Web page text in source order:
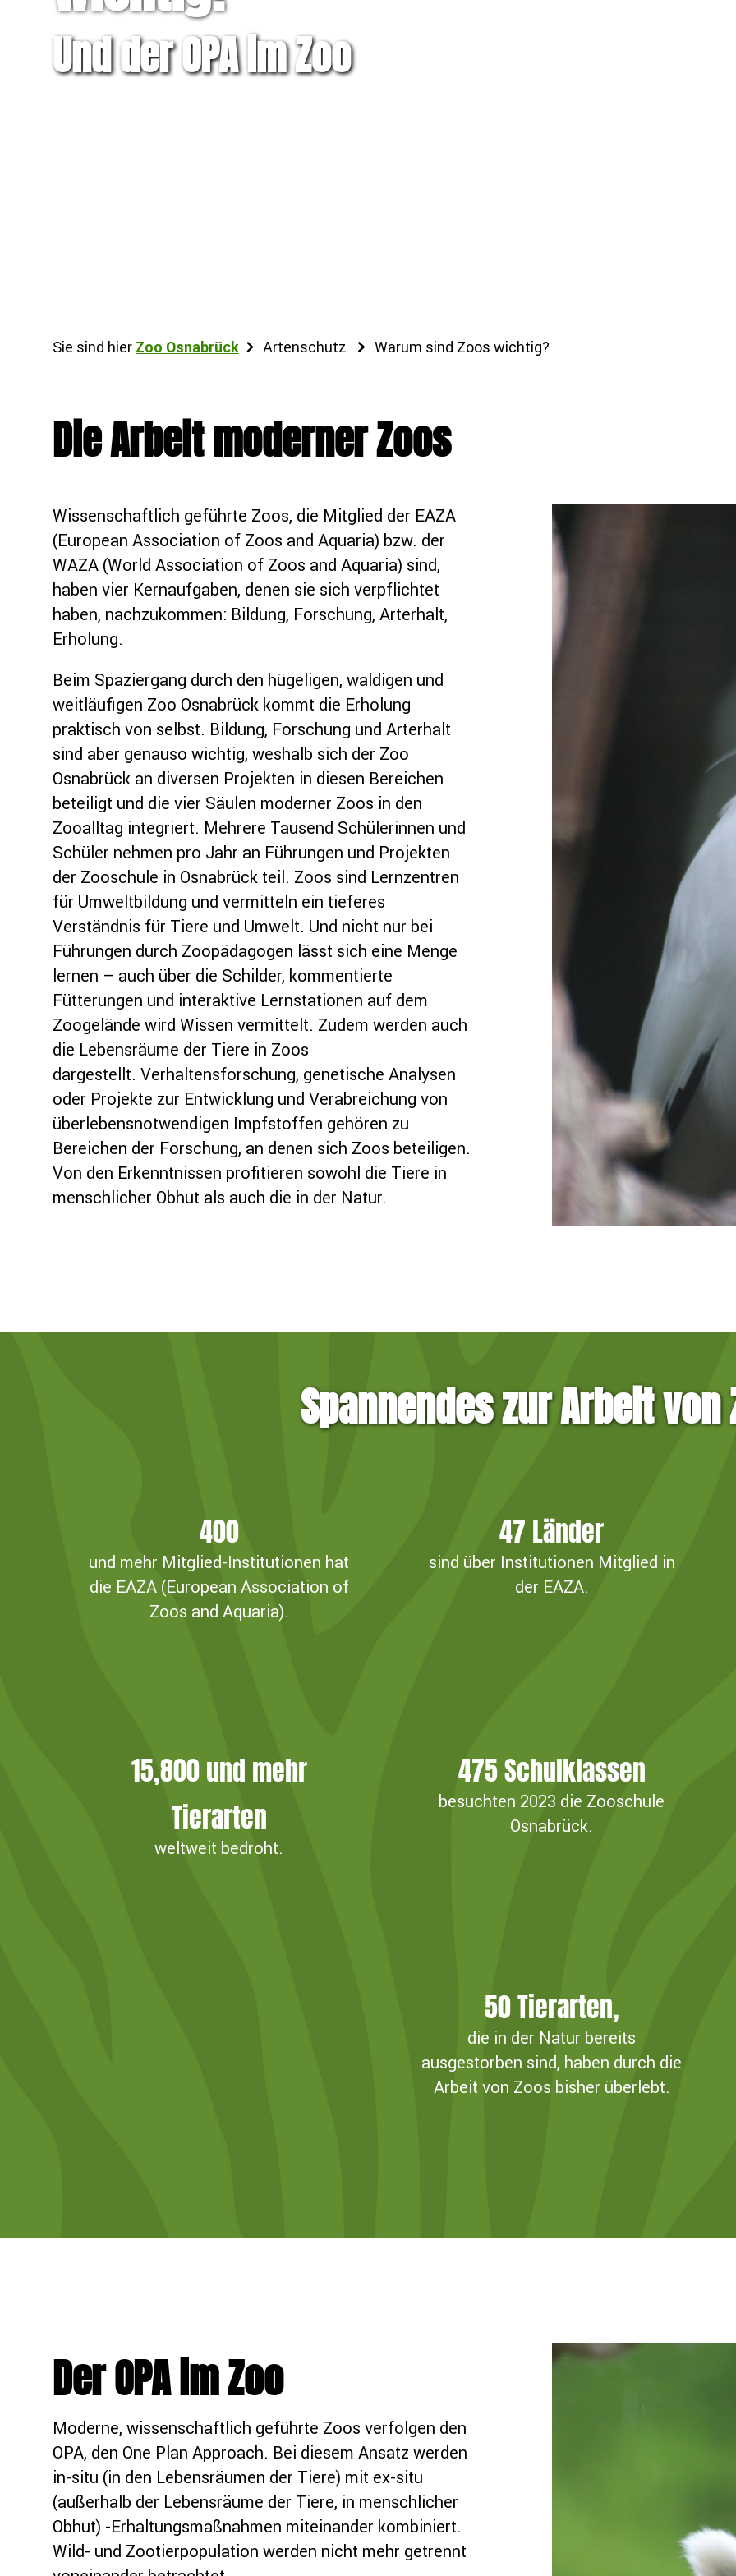
Und der OPA im Zoo
Sie sind hier Zoo Osnabrück Artenschutz Warum sind Zoos wichtig?
Die Arbeit moderner Zoos
Wissenschaftlich geführte Zoos, die Mitglied der EAZA
(European Association of Zoos and Aquaria) bzw. der
WAZA (World Association of Zoos and Aquaria) sind,
haben vier Kernaufgaben, denen sie sich verpflichtet
haben, nachzukommen: Bildung, Forschung, Arterhalt,
Erholung.
Beim Spaziergang durch den hügeligen, waldigen und
weitläufigen Zoo Osnabrück kommt die Erholung
praktisch von selbst. Bildung, Forschung und Arterhalt
sind aber genauso wichtig, weshalb sich der Zoo
Osnabrück an diversen Projekten in diesen Bereichen
beteiligt und die vier Säulen moderner Zoos in den
Zooalltag integriert. Mehrere Tausend Schülerinnen und
Schüler nehmen pro Jahr an Führungen und Projekten
der Zooschule in Osnabrück teil. Zoos sind Lernzentren
für Umweltbildung und vermitteln ein tieferes
Verständnis für Tiere und Umwelt. Und nicht nur bei
Führungen durch Zoopädagogen lässt sich eine Menge
lernen – auch über die Schilder, kommentierte
Fütterungen und interaktive Lernstationen auf dem
Zoogelände wird Wissen vermittelt. Zudem werden auch
die Lebensräume der Tiere in Zoos
dargestellt. Verhaltensforschung, genetische Analysen
oder Projekte zur Entwicklung und Verabreichung von
überlebensnotwendigen Impfstoffen gehören zu
Bereichen der Forschung, an denen sich Zoos beteiligen.
Von den Erkenntnissen profitieren sowohl die Tiere in
menschlicher Obhut als auch die in der Natur.
Spannendes zur Arbeit von
400
und mehr Mitglied-Institutionen hat
die EAZA (European Association of
Zoos and Aquaria).
47 Länder
sind über Institutionen Mitglied in
der EAZA.
15,800und mehr
Tierarten
weltweit bedroht.
475Schulklassen
besuchten 2023 die Zooschule
Osnabrück.
50Tierarten,
die in der Natur bereits
ausgestorben sind, haben durch die
Arbeit von Zoos bisher überlebt.
Der OPA im Zoo
Moderne, wissenschaftlich geführte Zoos verfolgen den
OPA, den One Plan Approach. Bei diesem Ansatz werden
in-situ (in den Lebensräumen der Tiere) mit ex-situ
(außerhalb der Lebensräume der Tiere, in menschlicher
Obhut) -Erhaltungsmaßnahmen miteinander kombiniert.
Wild- und Zootierpopulation werden nicht mehr getrennt